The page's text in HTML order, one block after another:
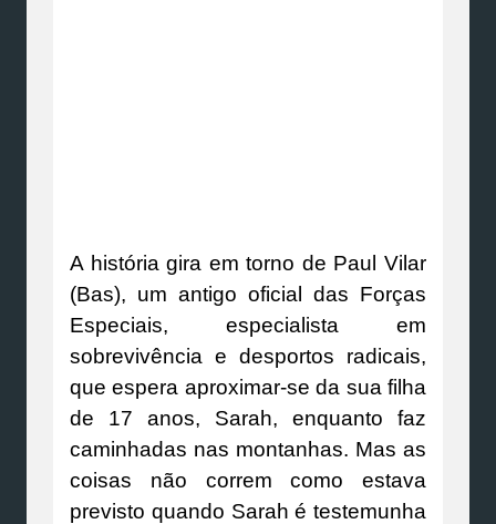
A história gira em torno de Paul Vilar
(Bas), um antigo oficial das Forças
Especiais, especialista em
sobrevivência e desportos radicais,
que espera aproximar-se da sua filha
de 17 anos, Sarah, enquanto faz
caminhadas nas montanhas. Mas as
coisas não correm como estava
previsto quando Sarah é testemunha